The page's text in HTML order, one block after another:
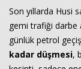
Son yıllarda Husi
gemi trafiği darbe
günlük petrol
kadar düşmesi,